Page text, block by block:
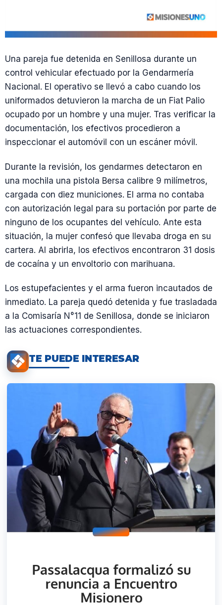
Una pareja fue detenida en Senillosa durante un
control vehicular efectuado por la Gendarmería
Nacional. El operativo se llevó a cabo cuando los
uniformados detuvieron la marcha de un Fiat Palio
ocupado por un hombre y una mujer. Tras verificar la
documentación, los efectivos procedieron a
inspeccionar el automóvil con un escáner móvil.
Durante la revisión, los gendarmes detectaron en
una mochila una pistola Bersa calibre 9 milímetros,
cargada con diez municiones. El arma no contaba
con autorización legal para su portación por parte de
ninguno de los ocupantes del vehículo. Ante esta
situación, la mujer confesó que llevaba droga en su
cartera. Al abrirla, los efectivos encontraron 31 dosis
de cocaína y un envoltorio con marihuana.
Los estupefacientes y el arma fueron incautados de
inmediato. La pareja quedó detenida y fue trasladada
a la Comisaría N°11 de Senillosa, donde se iniciaron
las actuaciones correspondientes.
TE PUEDE INTERESAR